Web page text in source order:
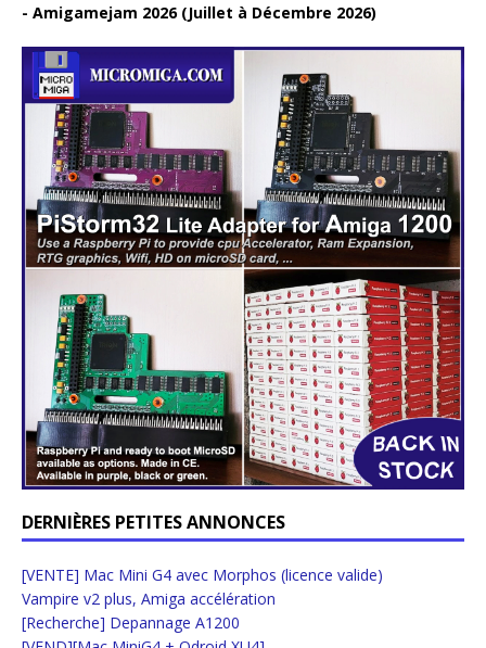
Amigamejam 2026 (Juillet à Décembre 2026)
DERNIÈRES PETITES ANNONCES
[VENTE] Mac Mini G4 avec Morphos (licence valide)
Vampire v2 plus, Amiga accélération
[Recherche] Depannage A1200